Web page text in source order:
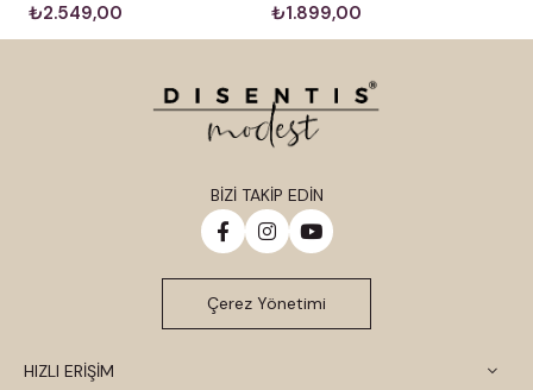
₺2.549,00 ₺1.899,00
HIZLI ERİŞİM
BİZİ TAKİP EDİN
Çerez Yönetimi